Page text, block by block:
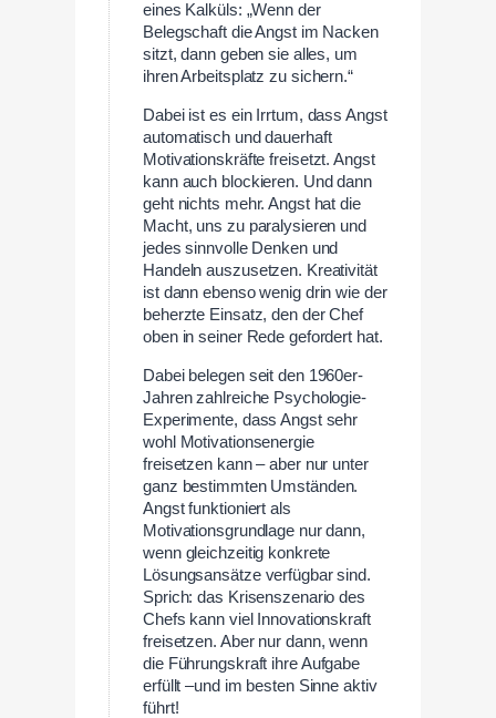
eines Kalküls: „Wenn der
Belegschaft die Angst im Nacken
sitzt, dann geben sie alles, um
ihren Arbeitsplatz zu sichern.“
Dabei ist es ein Irrtum, dass Angst
automatisch und dauerhaft
Motivationskräfte freisetzt. Angst
kann auch blockieren. Und dann
geht nichts mehr. Angst hat die
Macht, uns zu paralysieren und
jedes sinnvolle Denken und
Handeln auszusetzen. Kreativität
ist dann ebenso wenig drin wie der
beherzte Einsatz, den der Chef
oben in seiner Rede gefordert hat.
Dabei belegen seit den 1960er-
Jahren zahlreiche Psychologie-
Experimente, dass Angst sehr
wohl Motivationsenergie
freisetzen kann – aber nur unter
ganz bestimmten Umständen.
Angst funktioniert als
Motivationsgrundlage nur dann,
wenn gleichzeitig konkrete
Lösungsansätze verfügbar sind.
Sprich: das Krisenszenario des
Chefs kann viel Innovationskraft
freisetzen. Aber nur dann, wenn
die Führungskraft ihre Aufgabe
erfüllt –und im besten Sinne aktiv
führt!